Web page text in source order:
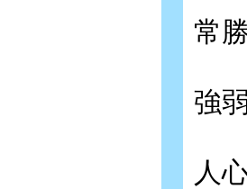
常
強
人